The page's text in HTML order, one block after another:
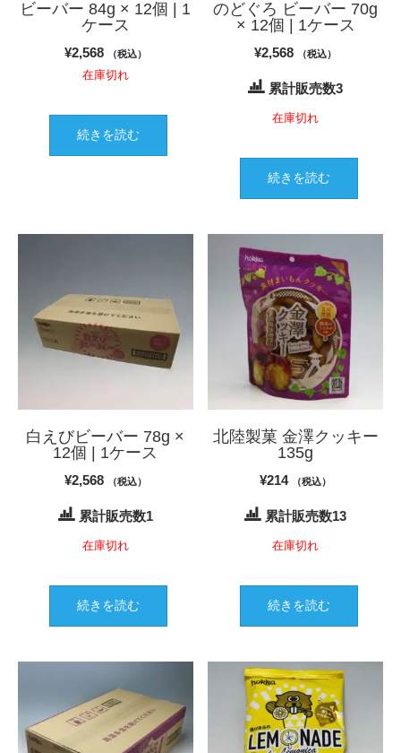
選
ビーバー 84g × 12個 | 1
ケース
¥2,568 （税込）
在庫切れ
続きを読む
のどぐろ ビーバー 70g
× 12個 | 1ケース
¥2,568 （税込）
累計販売数3
在庫切れ
続きを読む
白えびビーバー 78g ×
12個 | 1ケース
¥2,568 （税込）
累計販売数1
在庫切れ
続きを読む
北陸製菓 金澤クッキー
135g
¥214 （税込）
累計販売数13
在庫切れ
続きを読む